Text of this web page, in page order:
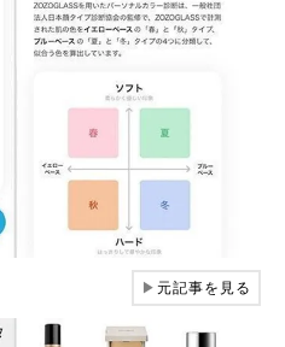
▶元記事を見る